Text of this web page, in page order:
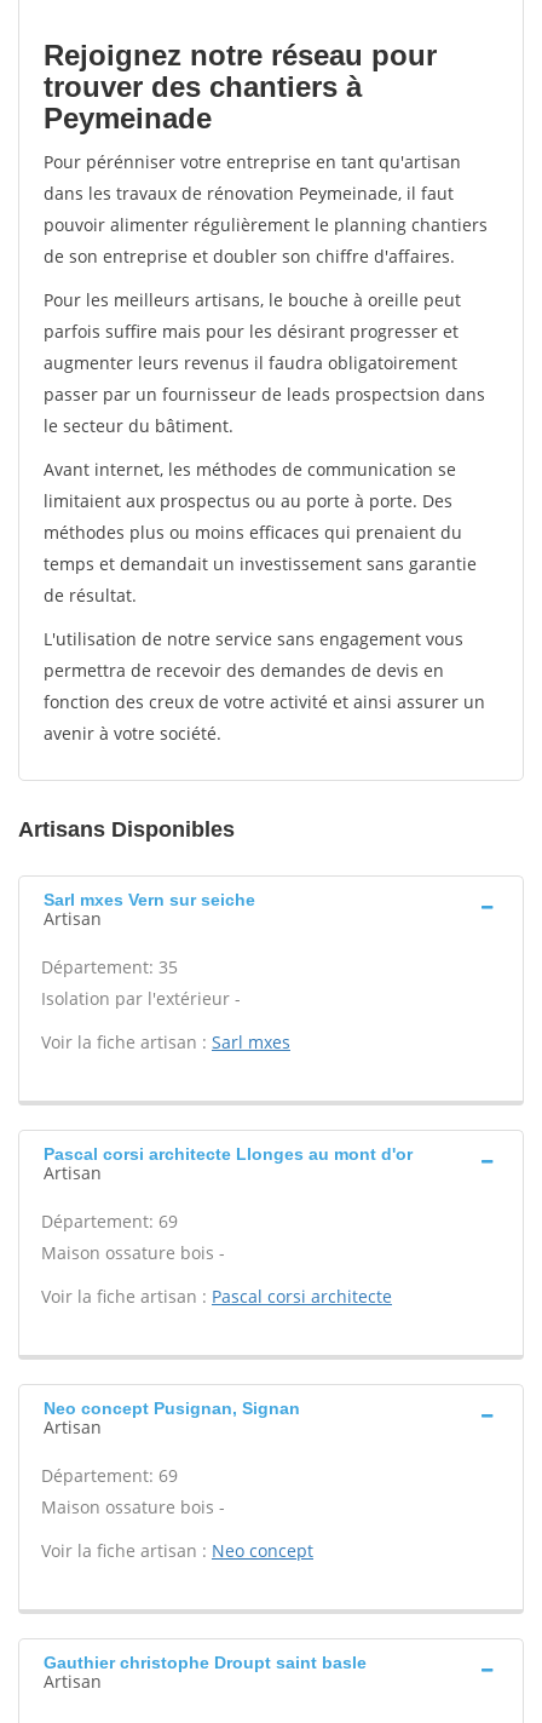
Rejoignez notre réseau pour
trouver des chantiers à
Peymeinade
Pour pérénniser votre entreprise en tant qu'artisan
dans les travaux de rénovation Peymeinade, il faut
pouvoir alimenter régulièrement le planning chantiers
de son entreprise et doubler son chiffre d'affaires.
Pour les meilleurs artisans, le bouche à oreille peut
parfois suffire mais pour les désirant progresser et
augmenter leurs revenus il faudra obligatoirement
passer par un fournisseur de leads prospectsion dans
le secteur du bâtiment.
Avant internet, les méthodes de communication se
limitaient aux prospectus ou au porte à porte. Des
méthodes plus ou moins efficaces qui prenaient du
temps et demandait un investissement sans garantie
de résultat.
L'utilisation de notre service sans engagement vous
permettra de recevoir des demandes de devis en
fonction des creux de votre activité et ainsi assurer un
avenir à votre société.
Artisans Disponibles
Sarl mxes Vern sur seiche
Artisan
Département: 35
Isolation par l'extérieur -
Voir la fiche artisan : Sarl mxes
Pascal corsi architecte Llonges au mont d'or
Artisan
Département: 69
Maison ossature bois -
Voir la fiche artisan : Pascal corsi architecte
Neo concept Pusignan, Signan
Artisan
Département: 69
Maison ossature bois -
Voir la fiche artisan : Neo concept
Gauthier christophe Droupt saint basle
Artisan